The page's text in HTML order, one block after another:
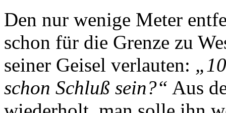
Den nur wenige Meter
schon für die Grenze zu
seiner Geisel verlauten:
schon Schluß sein?“ Aus